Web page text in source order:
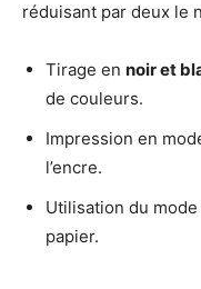
réduisant par deux le
Tirage en noir et
de couleurs.
Impression en
l’encre.
Utilisation du mode
papier.